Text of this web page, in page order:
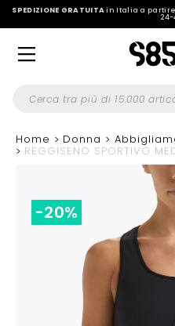
SPEDIZIONE GRATUITAin Italia a partire
24-
Home Donna
REGGISENO SPORTIVO
-20%